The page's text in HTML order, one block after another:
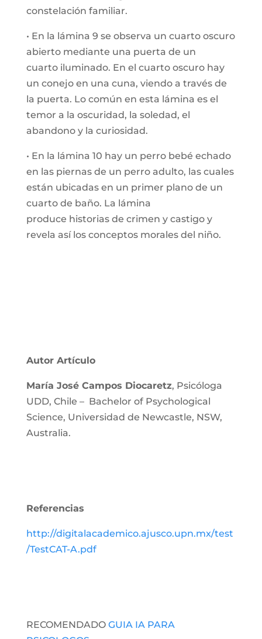
constelación familiar.
• En la lámina 9 se observa un cuarto oscuro
abierto mediante una puerta de un
cuarto iluminado. En el cuarto oscuro hay
un conejo en una cuna, viendo a través de
la puerta. Lo común en esta lámina es el
temor a la oscuridad, la soledad, el
abandono y la curiosidad.
• En la lámina 10 hay un perro bebé echado
en las piernas de un perro adulto, las cuales
están ubicadas en un primer plano de un
cuarto de baño. La lámina
produce historias de crimen y castigo y
revela así los conceptos morales del niño.
Autor Artículo
María José Campos Diocaretz, Psicóloga
UDD, Chile – Bachelor of Psychological
Science, Universidad de Newcastle, NSW,
Australia.
Referencias
http://digitalacademico.ajusco.upn.mx/test
/TestCAT-A.pdf
RECOMENDADO GUIA IA PARA